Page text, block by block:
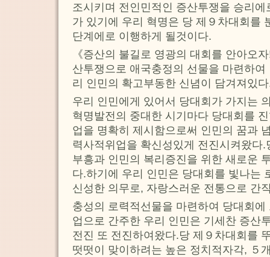
조시키며 전인민적인 증산투쟁을 승리
가 있기에 우리 혁명은 당 제９차대회를
단계에로 이행하게 될것이다.
《증산의 불길로 영광의 대회를 안아오
산투쟁으로 애국충정의 선물을 마련하
리 인민의 확고부동한 신념이 담겨져있
우리 인민에게 있어서 당대회가 가지는
혁명발전의 중대한 시기마다 당대회를
업을 명확히 제시함으로써 인민의 꿈과
력사적위업을 확신성있게 전진시켜왔다
부흥과 인민의 복리증진을 위한 새로운
다.하기에 우리 인민은 당대회를 빛나는
신성한 의무로, 자랑스러운 전통으로 간
충성의 로력적선물을 마련하여 당대회
업으로 간주한 우리 인민은 기세찬 증산
전진 또 전진하여왔다.당 제９차대회를
떳떳이 맞이하려는 높은 정치적자각, ５